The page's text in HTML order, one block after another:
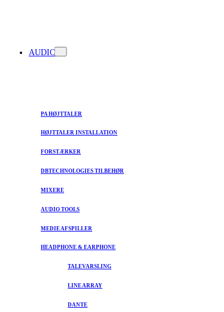
AUDIO
PA HØJTTALER
HØJTTALER INSTALLATION
FORSTÆRKER
DBTECHNOLOGIES TILBEHØR
MIXERE
AUDIO TOOLS
MEDIE AFSPILLER
HEADPHONE & EARPHONE
TALEVARSLING
LINE ARRAY
DANTE